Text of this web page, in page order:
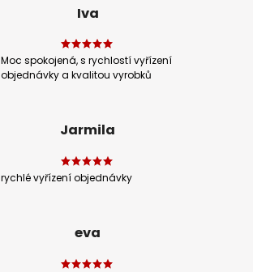
Iva
Moc spokojená, s rychlostí vyřízení
objednávky a kvalitou vyrobků
Jarmila
rychlé vyřízení objednávky
eva